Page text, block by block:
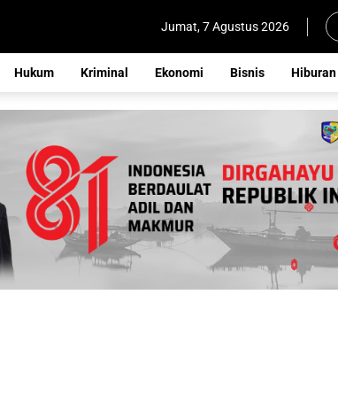
Jumat, 7 Agustus 2026
Hukum Kriminal Ekonomi Bisnis Hiburan